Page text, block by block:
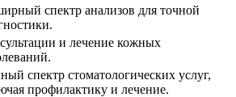
спектр анализов для точной
и лечение кожных
спектр стоматологических услуг,
профилактику и лечение.